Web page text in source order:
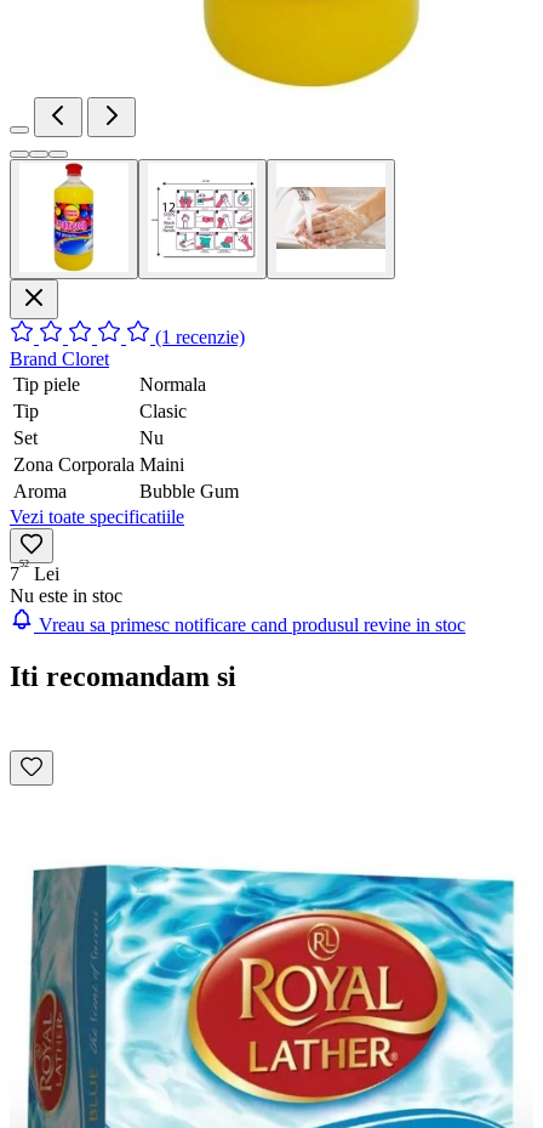
(1 recenzie)
Brand Cloret
Tip piele
Normala
Tip
Clasic
Set
Nu
Zona Corporala Maini
Aroma
Bubble Gum
Vezi toate specificatiile
752 Lei
Nu este in stoc
Vreau sa primesc notificare cand produsul revine in stoc
Iti recomandam si